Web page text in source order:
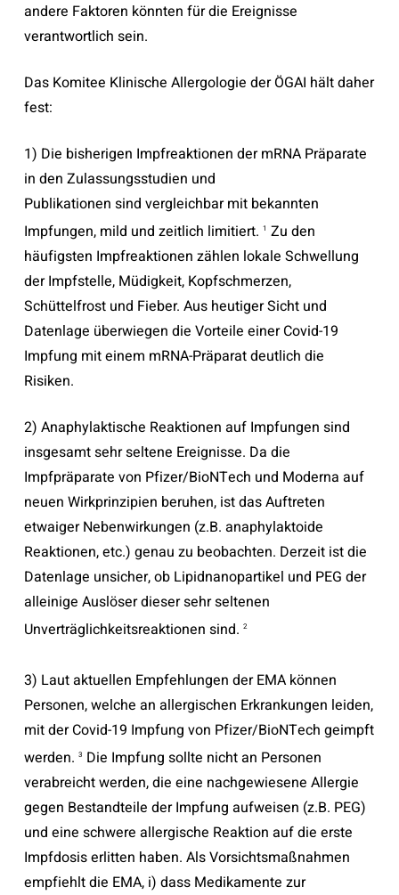
andere Faktoren könnten für die Ereignisse
verantwortlich sein.
Das Komitee Klinische Allergologie der ÖGAI hält daher
fest:
1) Die bisherigen Impfreaktionen der mRNA Präparate
in den Zulassungsstudien und
Publikationen sind vergleichbar mit bekannten
Impfungen, mild und zeitlich limitiert. 1 Zu den
häufigsten Impfreaktionen zählen lokale Schwellung
der Impfstelle, Müdigkeit, Kopfschmerzen,
Schüttelfrost und Fieber. Aus heutiger Sicht und
Datenlage überwiegen die Vorteile einer Covid-19
Impfung mit einem mRNA-Präparat deutlich die
Risiken.
2) Anaphylaktische Reaktionen auf Impfungen sind
insgesamt sehr seltene Ereignisse. Da die
Impfpräparate von Pfizer/BioNTech und Moderna auf
neuen Wirkprinzipien beruhen, ist das Auftreten
etwaiger Nebenwirkungen (z.B. anaphylaktoide
Reaktionen, etc.) genau zu beobachten. Derzeit ist die
Datenlage unsicher, ob Lipidnanopartikel und PEG der
alleinige Auslöser dieser sehr seltenen
Unverträglichkeitsreaktionen sind. 2
3) Laut aktuellen Empfehlungen der EMA können
Personen, welche an allergischen Erkrankungen leiden,
mit der Covid-19 Impfung von Pfizer/BioNTech geimpft
werden. 3 Die Impfung sollte nicht an Personen
verabreicht werden, die eine nachgewiesene Allergie
gegen Bestandteile der Impfung aufweisen (z.B. PEG)
und eine schwere allergische Reaktion auf die erste
Impfdosis erlitten haben. Als Vorsichtsmaßnahmen
empfiehlt die EMA, i) dass Medikamente zur